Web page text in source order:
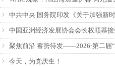
ꁇ
ꁇ
ꁇ
ꁇ 今天，为党庆生！